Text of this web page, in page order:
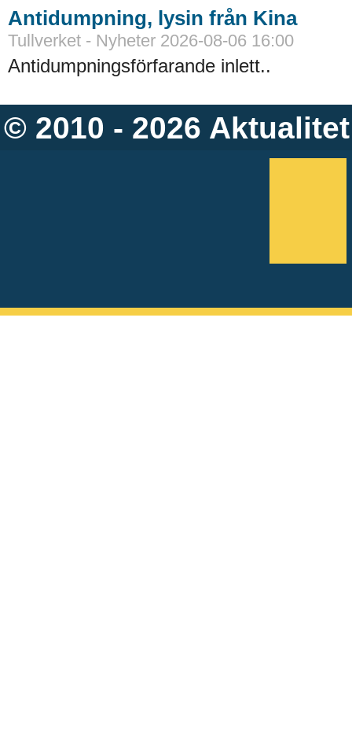
Antidumpning, lysin från Kina
Tullverket - Nyheter 2026-08-06 16:00
Antidumpningsförfarande inlett..
© 2010 - 2026 Aktualitet